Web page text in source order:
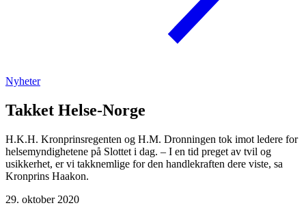
Nyheter
Takket Helse-Norge
H.K.H. Kronprinsregenten og H.M. Dronningen tok imot ledere for
helsemyndighetene på Slottet i dag. – I en tid preget av tvil og
usikkerhet, er vi takknemlige for den handlekraften dere viste, sa
Kronprins Haakon.
29. oktober 2020